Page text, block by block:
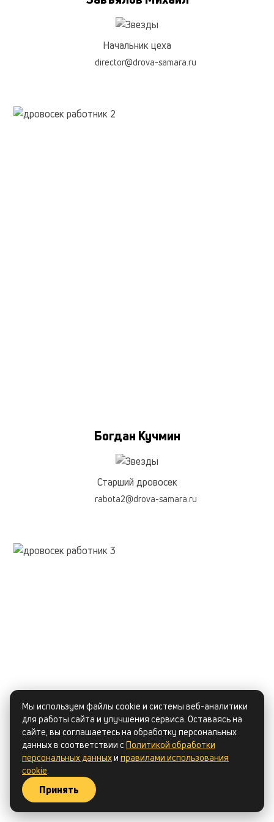
Начальник цеха
director@drova-samara.ru
Богдан Кучмин
Старший дровосек
rabota2@drova-samara.ru
Мы используем файлы cookie и системы веб-аналитики
для работы сайта и улучшения сервиса. Оставаясь на
сайте, вы соглашаетесь на обработку персональных
данных в соответствии сПолитикой обработки
персональных данныхи правилами использования
cookie.
Принять